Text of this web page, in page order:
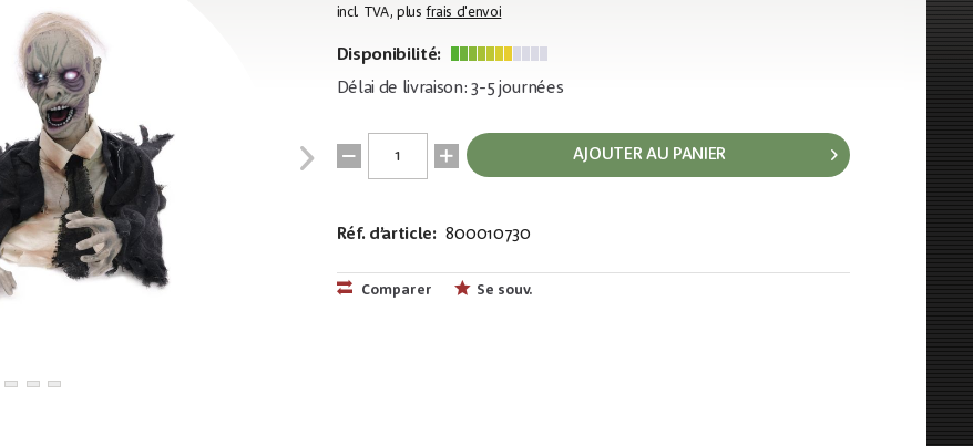
incl. TVA, plusfrais d'envoi
Disponibilité:
Délai de livraison: 3-5 journées
AJOUTER AU PANIER
Réf. d’article: 800010730
Comparer Se souv.